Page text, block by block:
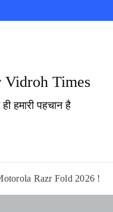
Vidroh Times
ही हमारी पहचान है
Razr Fold 2026 !